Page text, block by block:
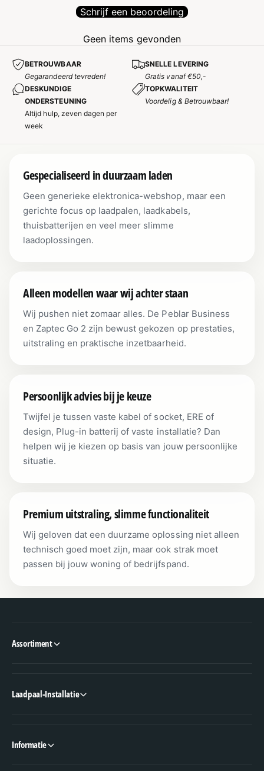
Schrijf een beoordeling
Geen items gevonden
BETROUWBAAR
Gegarandeerd tevreden!
SNELLE LEVERING
Gratis vanaf €50,-
DESKUNDIGE
ONDERSTEUNING
Altijd hulp, zeven dagen per
week
TOPKWALITEIT
Voordelig & Betrouwbaar!
Gespecialiseerd in duurzaam laden
Geen generieke elektronica-webshop, maar een
gerichte focus op laadpalen, laadkabels,
thuisbatterijen en veel meer slimme
laadoplossingen.
Alleen modellen waar wij achter staan
Wij pushen niet zomaar alles. De Peblar Business
en Zaptec Go 2 zijn bewust gekozen op prestaties,
uitstraling en praktische inzetbaarheid.
Persoonlijk advies bij je keuze
Twijfel je tussen vaste kabel of socket, ERE of
design, Plug-in batterij of vaste installatie? Dan
helpen wij je kiezen op basis van jouw persoonlijke
situatie.
Premium uitstraling, slimme functionaliteit
Wij geloven dat een duurzame oplossing niet alleen
technisch goed moet zijn, maar ook strak moet
passen bij jouw woning of bedrijfspand.
Assortiment
Laadpaal-Installatie
Informatie